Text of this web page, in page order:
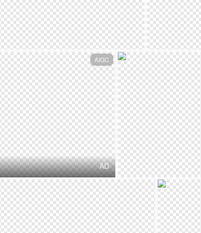
AIGC
AD